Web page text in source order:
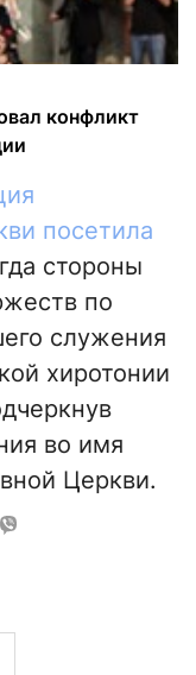
конфликт
посетила
стороны
по
служения
хиротонии
во имя
Церкви.